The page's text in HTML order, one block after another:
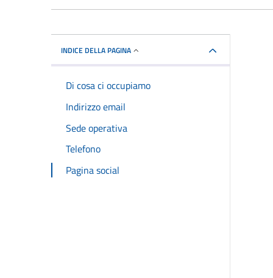
INDICE DELLA PAGINA
Di cosa ci occupiamo
Indirizzo email
Sede operativa
Telefono
Pagina social